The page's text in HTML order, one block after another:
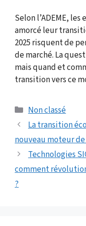
Selon l’ADEME,
amorcé leur
2025 risquent de
de marché. La
mais quand et
transition vers ce
Catégories
Non classé
La transition
nouveau moteur
Technologies
comment
?